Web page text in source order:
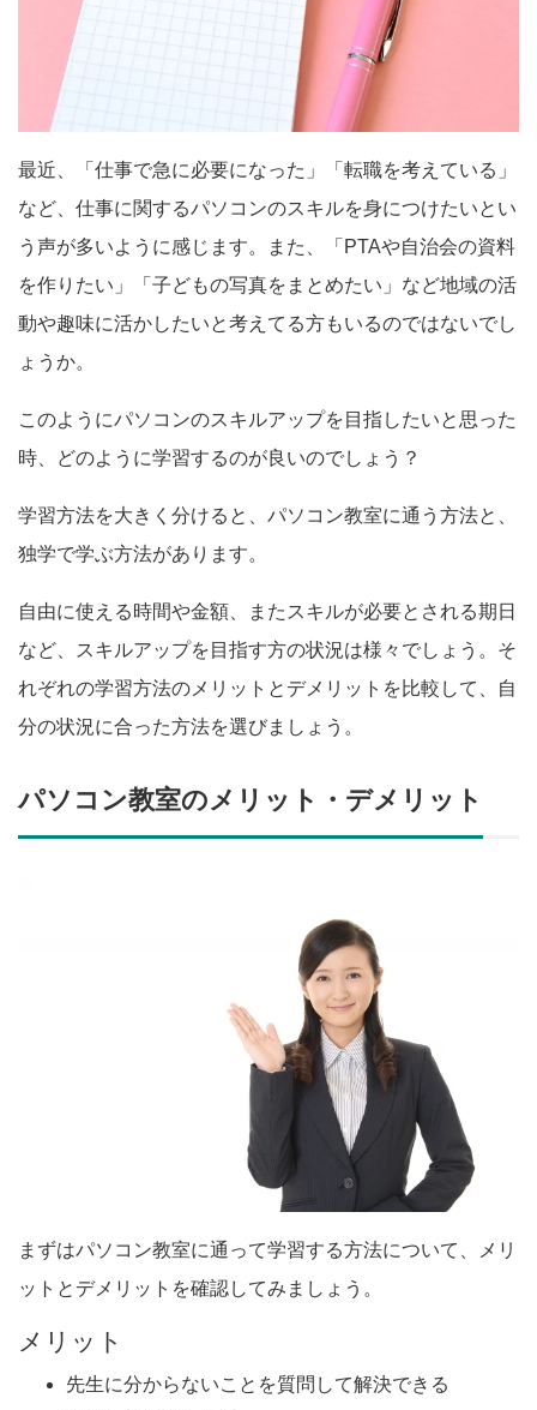
最近、「仕事で急に必要になった」「転職を考えている」
など、仕事に関するパソコンのスキルを身につけたいとい
う声が多いように感じます。また、「PTAや自治会の資料
を作りたい」「子どもの写真をまとめたい」など地域の活
動や趣味に活かしたいと考えてる方もいるのではないでし
ょうか。
このようにパソコンのスキルアップを目指したいと思った
時、どのように学習するのが良いのでしょう？
学習方法を大きく分けると、パソコン教室に通う方法と、
独学で学ぶ方法があります。
自由に使える時間や金額、またスキルが必要とされる期日
など、スキルアップを目指す方の状況は様々でしょう。そ
れぞれの学習方法のメリットとデメリットを比較して、自
分の状況に合った方法を選びましょう。
パソコン教室のメリット・デメリット
まずはパソコン教室に通って学習する方法について、メリ
ットとデメリットを確認してみましょう。
メリット
先生に分からないことを質問して解決できる